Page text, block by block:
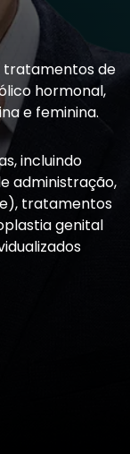
tratamentos de
hormonal,
e feminina.
incluindo
administração,
tratamentos
genital